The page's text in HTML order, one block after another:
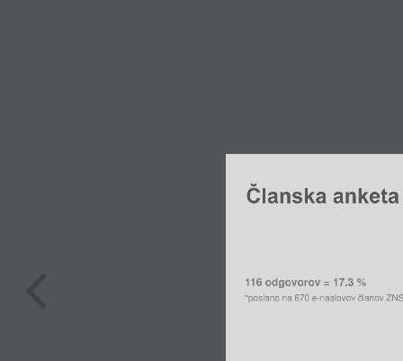
Članska
116 odgovorov = 17.3 %
*poslano na 670 e-naslovov članov